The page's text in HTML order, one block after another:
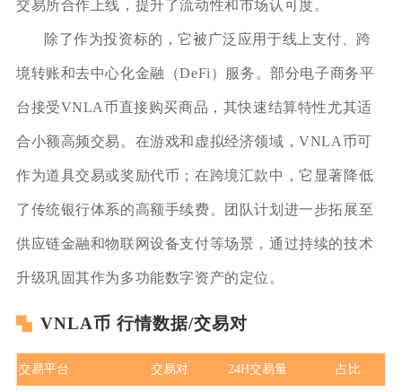
交易所合作上线，提升了流动性和市场认可度。
除了作为投资标的，它被广泛应用于线上支付、跨
境转账和去中心化金融（DeFi）服务。部分电子商务平
台接受VNLA币直接购买商品，其快速结算特性尤其适
合小额高频交易。在游戏和虚拟经济领域，VNLA币可
作为道具交易或奖励代币；在跨境汇款中，它显著降低
了传统银行体系的高额手续费。团队计划进一步拓展至
供应链金融和物联网设备支付等场景，通过持续的技术
升级巩固其作为多功能数字资产的定位。
VNLA币 行情数据/交易对
交易平台 交易对 24H交易量 占比